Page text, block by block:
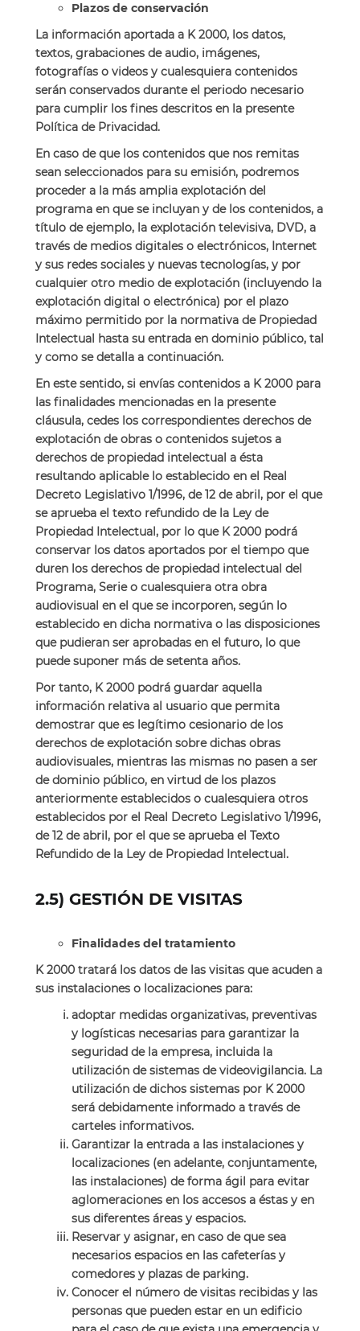
Plazos de conservación
La información aportada a K 2000, los datos,
textos, grabaciones de audio, imágenes,
fotografías o videos y cualesquiera contenidos
serán conservados durante el periodo necesario
para cumplir los fines descritos en la presente
Política de Privacidad.
En caso de que los contenidos que nos remitas
sean seleccionados para su emisión, podremos
proceder a la más amplia explotación del
programa en que se incluyan y de los contenidos, a
título de ejemplo, la explotación televisiva, DVD, a
través de medios digitales o electrónicos, Internet
y sus redes sociales y nuevas tecnologías, y por
cualquier otro medio de explotación (incluyendo la
explotación digital o electrónica) por el plazo
máximo permitido por la normativa de Propiedad
Intelectual hasta su entrada en dominio público, tal
y como se detalla a continuación.
En este sentido, si envías contenidos a K 2000 para
las finalidades mencionadas en la presente
cláusula, cedes los correspondientes derechos de
explotación de obras o contenidos sujetos a
derechos de propiedad intelectual a ésta
resultando aplicable lo establecido en el Real
Decreto Legislativo 1/1996, de 12 de abril, por el que
se aprueba el texto refundido de la Ley de
Propiedad Intelectual, por lo que K 2000 podrá
conservar los datos aportados por el tiempo que
duren los derechos de propiedad intelectual del
Programa, Serie o cualesquiera otra obra
audiovisual en el que se incorporen, según lo
establecido en dicha normativa o las disposiciones
que pudieran ser aprobadas en el futuro, lo que
puede suponer más de setenta años.
Por tanto, K 2000 podrá guardar aquella
información relativa al usuario que permita
demostrar que es legítimo cesionario de los
derechos de explotación sobre dichas obras
audiovisuales, mientras las mismas no pasen a ser
de dominio público, en virtud de los plazos
anteriormente establecidos o cualesquiera otros
establecidos por el Real Decreto Legislativo 1/1996,
de 12 de abril, por el que se aprueba el Texto
Refundido de la Ley de Propiedad Intelectual.
2.5)GESTIÓN DE VISITAS
Finalidades del tratamiento
K 2000 tratará los datos de las visitas que acuden a
sus instalaciones o localizaciones para:
adoptar medidas organizativas, preventivas
y logísticas necesarias para garantizar la
seguridad de la empresa, incluida la
utilización de sistemas de videovigilancia. La
utilización de dichos sistemas por K 2000
será debidamente informado a través de
carteles informativos.
Garantizar la entrada a las instalaciones y
localizaciones (en adelante, conjuntamente,
las instalaciones) de forma ágil para evitar
aglomeraciones en los accesos a éstas y en
sus diferentes áreas y espacios.
Reservar y asignar, en caso de que sea
necesarios espacios en las cafeterías y
comedores y plazas de parking.
Conocer el número de visitas recibidas y las
personas que pueden estar en un edificio